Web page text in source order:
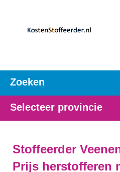
Zoeken
Selecteer provincie
Stoffeerder
Prijs herstofferen